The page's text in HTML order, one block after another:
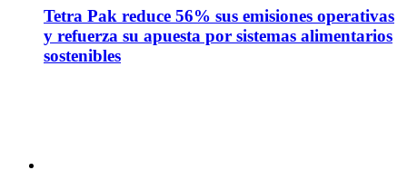
Tetra Pak reduce 56% sus emisiones operativas
y refuerza su apuesta por sistemas alimentarios
sostenibles